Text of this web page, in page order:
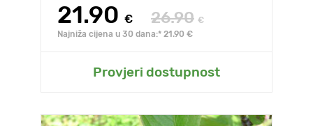
21.90 € 26.90 €
Najniža cijena u 30 dana:* 21.90 €
Provjeri dostupnost